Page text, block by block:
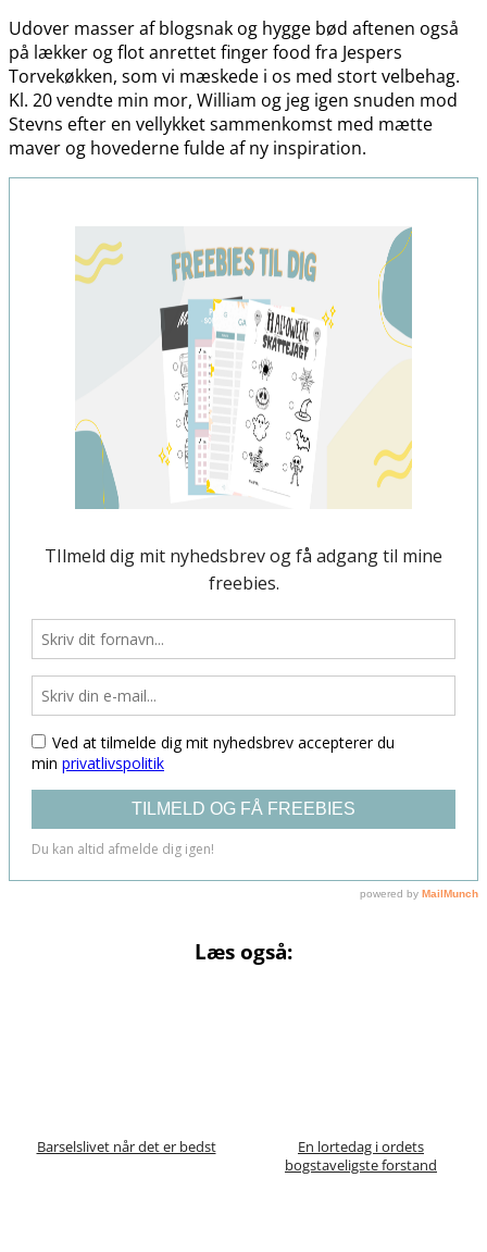
Udover masser af blogsnak og hygge bød aftenen også
på lækker og flot anrettet finger food fra Jespers
Torvekøkken, som vi mæskede i os med stort velbehag.
Kl. 20 vendte min mor, William og jeg igen snuden mod
Stevns efter en vellykket sammenkomst med mætte
maver og hovederne fulde af ny inspiration.
Læs også:
Barselslivet når det er bedst
En lortedag i ordets
bogstaveligste forstand